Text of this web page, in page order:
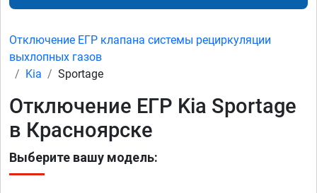
Отключение ЕГР клапана системы рециркуляции
выхлопных газов
Kia
Sportage
Отключение ЕГР Kia Sportage
в Красноярске
Выберите вашу модель: